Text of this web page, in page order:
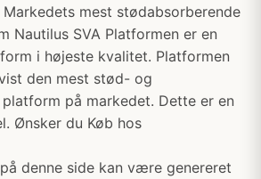
mest stødabsorberende
SVA Platformen er en
i højeste kvalitet. Platformen
den mest stød- og
på markedet. Dette er en
Ønsker du Køb hos
denne side kan være genereret